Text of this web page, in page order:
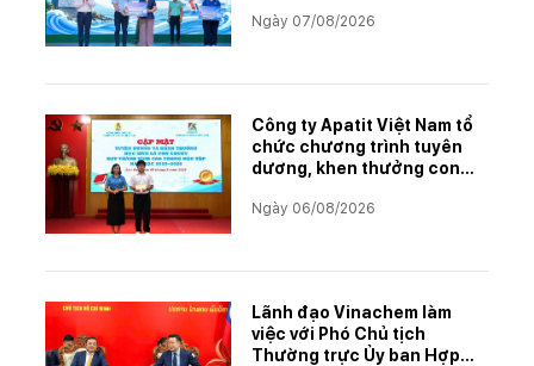
Ngày 07/08/2026
Công ty Apatit Việt Nam tổ
chức chương trình tuyên
dương, khen thưởng con
học tập xuất sắc năm học
Ngày 06/08/2026
Lãnh đạo Vinachem làm
việc với Phó Chủ tịch
Thường trực Ủy ban Hợp